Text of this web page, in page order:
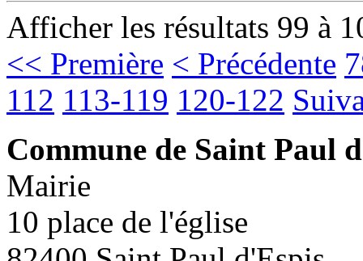
Afficher les résultats 99 à
<< Première < Précédente
112 113-119 120-122
Commune de Saint Paul
Mairie
10 place de l'église